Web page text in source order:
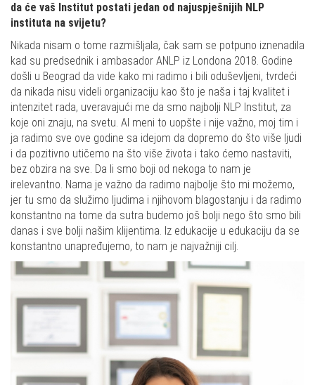
da će vaš Institut postati jedan od najuspješnijih NLP
instituta na svijetu?
Nikada nisam o tome razmišljala, čak sam se potpuno iznenadila
kad su predsednik i ambasador ANLP iz Londona 2018. Godine
došli u Beograd da vide kako mi radimo i bili oduševljeni, tvrdeći
da nikada nisu videli organizaciju kao što je naša i taj kvalitet i
intenzitet rada, uveravajući me da smo najbolji NLP Institut, za
koje oni znaju, na svetu. Al meni to uopšte i nije važno, moj tim i
ja radimo sve ove godine sa idejom da dopremo do što više ljudi
i da pozitivno utičemo na što više života i tako ćemo nastaviti,
bez obzira na sve. Da li smo boji od nekoga to nam je
irelevantno. Nama je važno da radimo najbolje što mi možemo,
jer tu smo da služimo ljudima i njihovom blagostanju i da radimo
konstantno na tome da sutra budemo još bolji nego što smo bili
danas i sve bolji našim klijentima. Iz edukacije u edukaciju da se
konstantno unapređujemo, to nam je najvažniji cilj.